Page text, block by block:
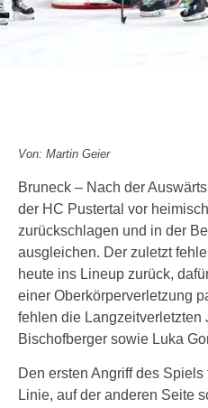
Von: Martin Geier
Bruneck – Nach der
der HC Pustertal vor
zurückschlagen und in der
ausgleichen. Der zuletzt
heute ins Lineup zurück,
einer Oberkörperverletzung
fehlen die Langzeitverletzten
Bischofberger sowie Luka
Den ersten Angriff des
Linie, auf der anderen Seite